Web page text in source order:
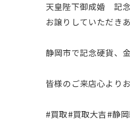
天皇陛下御成婚 記
お譲りしていただき
静岡市で記念硬貨、
皆様のご来店心より
#買取#買取大吉#静